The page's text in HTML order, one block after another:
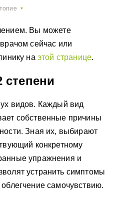
Вы можете
сейчас или
на этой странице.
степени
видов. Каждый вид
собственные причины
Зная их, выбирают
конкретному
упражнения и
устранить симптомы
самочувствию.